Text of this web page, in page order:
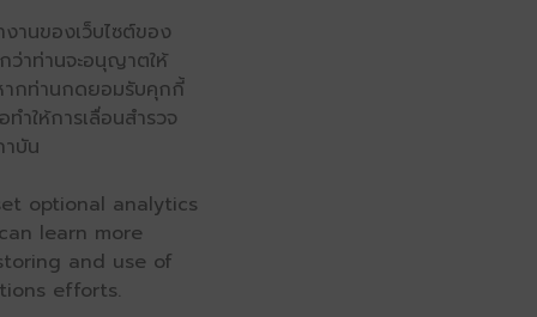
านของเว็บไซต์ของ
ว่าท่านจะอนุญาตให้
กท่านกดยอมรับคุกกี้
ำให้การเลื่อนสำรวจ
าบัน
optional analytics
learn more
and use of
efforts.